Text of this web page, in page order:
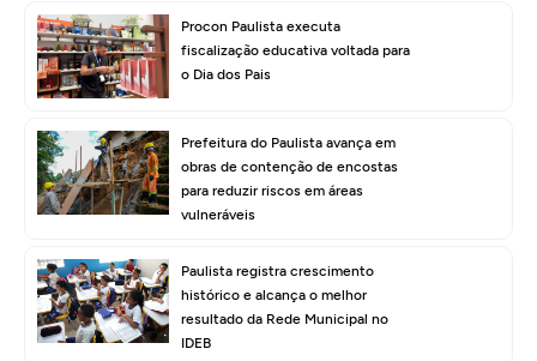
Procon Paulista executa
fiscalização educativa voltada para
o Dia dos Pais
Prefeitura do Paulista avança em
obras de contenção de encostas
para reduzir riscos em áreas
vulneráveis
Paulista registra crescimento
histórico e alcança o melhor
resultado da Rede Municipal no
IDEB